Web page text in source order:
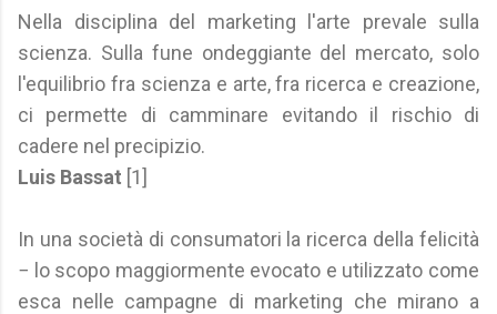
Nella disciplina del marketing l'arte prevale sulla
scienza. Sulla fune ondeggiante del mercato, solo
l'equilibrio fra scienza e arte, fra ricerca e creazione,
ci permette di camminare evitando il rischio di
cadere nel precipizio.
Luis Bassat [1]
In una società di consumatori la ricerca della felicità
− lo scopo maggiormente evocato e utilizzato come
esca nelle campagne di marketing che mirano a